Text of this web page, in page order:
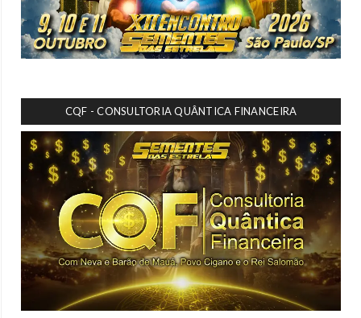
CQF - CONSULTORIA QUÂNTICA FINANCEIRA